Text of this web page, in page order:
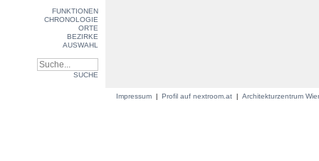
FUNKTIONEN
CHRONOLOGIE
ORTE
BEZIRKE
AUSWAHL
SUCHE
Impressum Profil auf nextroom.at Architekturzentrum